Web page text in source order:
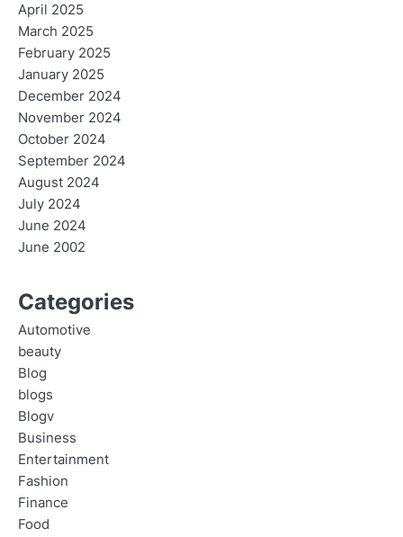
April 2025
March 2025
February 2025
January 2025
December 2024
November 2024
October 2024
September 2024
August 2024
July 2024
June 2024
June 2002
Categories
Automotive
beauty
Blog
blogs
Blogv
Business
Entertainment
Fashion
Finance
Food